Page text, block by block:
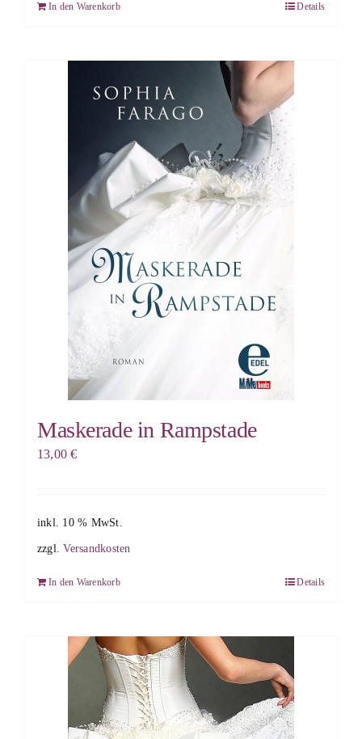
In den Warenkorb Details
Maskerade in Rampstade
13,00€
inkl. 10 % MwSt.
zzgl.Versandkosten
In den Warenkorb Details